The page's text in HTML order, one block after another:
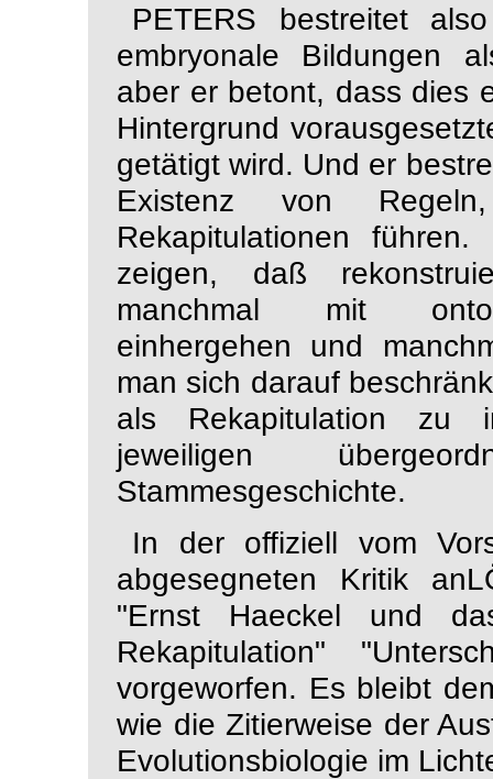
PETERS bestreitet
embryonale Bildungen
aber er betont, dass dies
Hintergrund
getätigt wird. Und er
Existenz von
Rekapitulationen
zeigen, daß
manchmal mit
einhergehen und
man sich darauf
als Rekapitulation zu
jeweiligen
Stammesgeschichte.
In der offiziell vom
abgesegneten Kritik
"Ernst Haeckel und
Rekapitulation"
vorgeworfen. Es bleibt
wie die Zitierweise der
Evolutionsbiologie im